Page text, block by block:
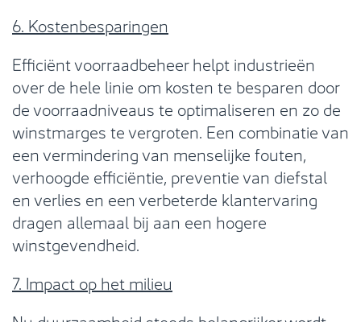
6. Kostenbesparingen
Efficiënt voorraadbeheer helpt industrieën
over de hele linie om kosten te besparen door
de voorraadniveaus te optimaliseren en zo de
winstmarges te vergroten. Een combinatie van
een vermindering van menselijke fouten,
verhoogde efficiëntie, preventie van diefstal
en verlies en een verbeterde klantervaring
dragen allemaal bij aan een hogere
winstgevendheid.
7. Impact op het milieu